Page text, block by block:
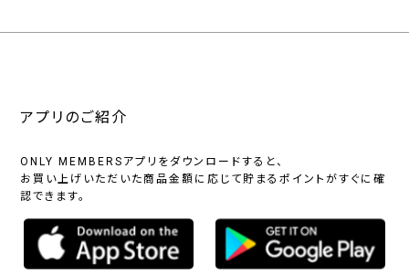
アプリのご紹介
ONLY MEMBERSアプリをダウンロードすると、
お買い上げいただいた商品金額に応じて貯まるポイントがすぐに確
認できます。